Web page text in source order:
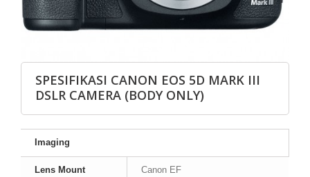
SPESIFIKASI CANON EOS 5D MARK III
DSLR CAMERA (BODY ONLY)
Imaging
Lens Mount Canon EF